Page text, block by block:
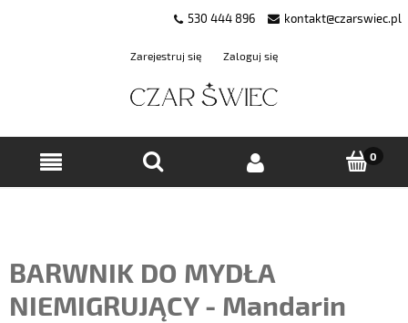
530 444 896 kontakt@czarswiec.pl
Zarejestruj się Zaloguj się
BARWNIK DO MYDŁA
NIEMIGRUJĄCY - Mandarin